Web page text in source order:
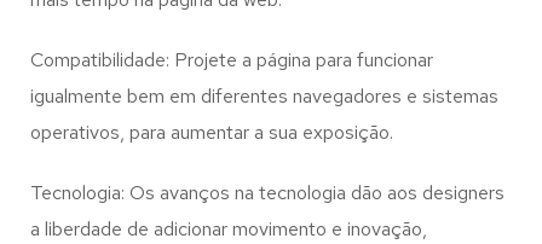
Compatibilidade: Projete a página para funcionar
igualmente bem em diferentes navegadores e sistemas
operativos, para aumentar a sua exposição.
Tecnologia: Os avanços na tecnologia dão aos designers
a liberdade de adicionar movimento e inovação,